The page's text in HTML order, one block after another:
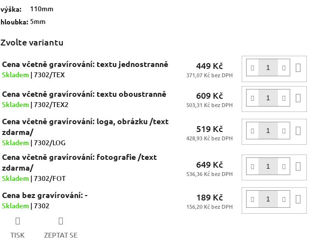
výška: 110mm
hloubka: 5mm
Zvolte variantu
Cena včetně gravírování: textu jednostranně
Skladem | 7302/TEX
449 Kč
371,07 Kč bez DPH
Cena včetně gravírování: textu oboustranně
Skladem | 7302/TEX2
609 Kč
503,31 Kč bez DPH
Cena včetně gravírování: loga, obrázku /text
zdarma/
Skladem | 7302/LOG
519 Kč
428,93 Kč bez DPH
Cena včetně gravírování: fotografie /text
zdarma/
Skladem | 7302/FOT
649 Kč
536,36 Kč bez DPH
Cena bez gravírování: -
Skladem | 7302
189 Kč
156,20 Kč bez DPH
TISK ZEPTAT SE